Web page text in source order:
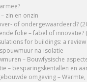
zin en onzin
of ondergewaardeerd?
folie – fabel of innovatie?
for buildings: a review
na-isolatie
– Bouwfysische
– besparingskentallen en
omgeving – Warmte,